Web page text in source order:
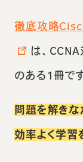
徹底攻略
は、
のある1冊です
問題を解きな
効率よく学習